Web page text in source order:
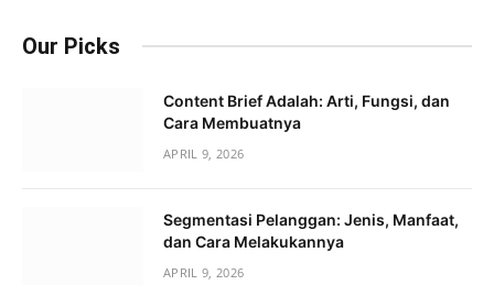
Our Picks
Content Brief Adalah: Arti, Fungsi, dan
Cara Membuatnya
APRIL 9, 2026
Segmentasi Pelanggan: Jenis, Manfaat,
dan Cara Melakukannya
APRIL 9, 2026